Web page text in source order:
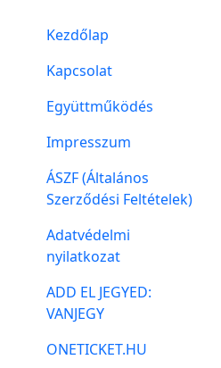
Kezdőlap
Kapcsolat
Együttműködés
Impresszum
ÁSZF (Általános
Szerződési Feltételek)
Adatvédelmi
nyilatkozat
ADD EL JEGYED:
VANJEGY
ONETICKET.HU